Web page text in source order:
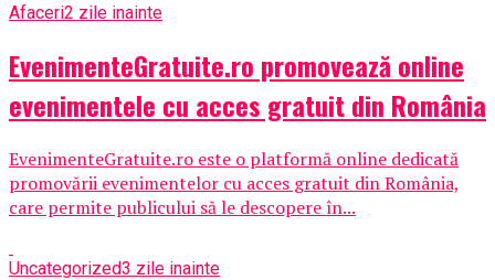
Afaceri2 zile inainte
EvenimenteGratuite.ro promovează online
evenimentele cu acces gratuit din România
EvenimenteGratuite.ro este o platformă online dedicată
promovării evenimentelor cu acces gratuit din România,
care permite publicului să le descopere în...
Uncategorized3 zile inainte